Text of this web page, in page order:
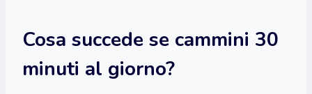
Cosa succede se cammini 30
minuti al giorno?